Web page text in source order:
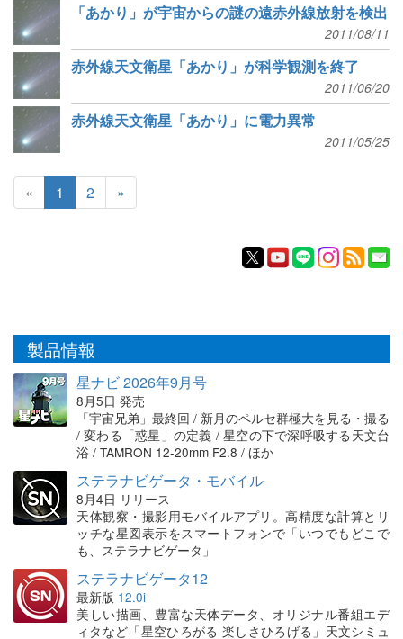
「あかり」が宇宙からの謎の遠赤外線放射を検出
2011/08/11
赤外線天文衛星「あかり」が科学観測を終了
2011/06/20
赤外線天文衛星「あかり」に電力異常
2011/05/25
« 1 2 »
製品情報
星ナビ 2026年9月号
8月5日 発売
「宇宙兄弟」最終回 / 新月のペルセ群極大を見る・撮る
/ 変わる「惑星」の定義 / 星空の下で深呼吸する天文台
浴 / TAMRON 12-20mm F2.8 / ほか
ステラナビゲータ・モバイル
8月4日 リリース
天体観察・撮影用モバイルアプリ。高精度な計算とリ
ッチな星図表示をスマートフォンで「いつでもどこで
も、ステラナビゲータ」
ステラナビゲータ12
最新版 12.0i
美しい描画、豊富な天体データ、オリジナル番組エデ
ィタなど「星空ひろがる 楽しさひろげる」天文シミュ